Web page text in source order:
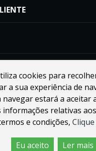
cookies para
a sua experiência de
estará a aceitar
informações relativas
e condições,
Eu aceito Ler mais
porWebdouro. Loja Online
MacMel Apicultura © 2026